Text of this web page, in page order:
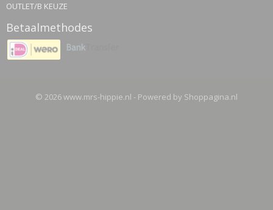
OUTLET/B KEUZE
Betaalmethodes
© 2026 www.mrs-hippie.nl - Powered by Shoppagina.nl